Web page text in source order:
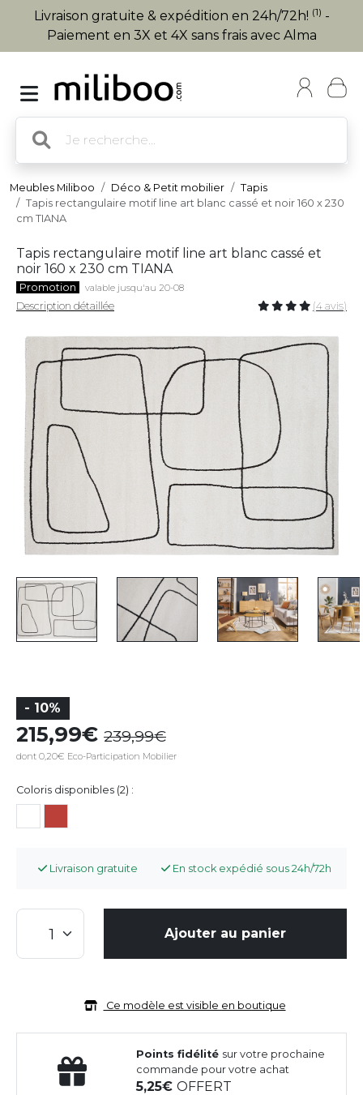
Livraison gratuite & expédition en 24h/72h! (1) -
Paiement en 3X et 4X sans frais avec Alma
Meubles Miliboo Déco & Petit mobilier
Tapis
Tapis rectangulaire motif line art blanc cassé et noir 160 x 230
cm TIANA
Tapis rectangulaire motif line art blanc cassé et
noir 160 x 230 cm TIANA
Promotion valable jusqu'au 20-08
Description détaillée (4 avis)
- 10%
215,99 239,99
dont 0,20€ Eco-Participation Mobilier
Coloris disponibles (2) :
Livraison gratuite En stock expédié sous 24h/72h
Ajouter au panier
Ce modèle est visible en boutique
Points fidélité sur votre prochaine
commande pour votre achat
5,25OFFERT